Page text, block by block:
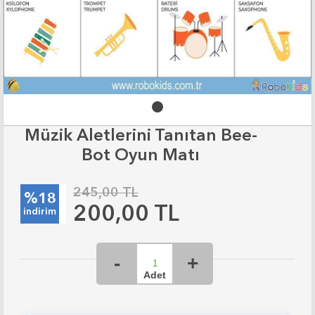
Müzik Aletlerini Tanıtan Bee-
Bot Oyun Matı
%18
indirim
245,00 TL
200,00 TL